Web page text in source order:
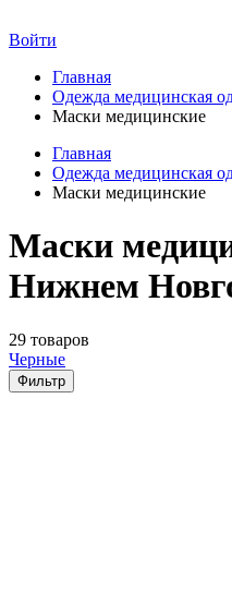
Войти
Главная
Одежда медицинская
Маски медицинские
Главная
Одежда медицинская
Маски медицинские
Маски
Нижнем
29 товаров
Черные
Фильтр